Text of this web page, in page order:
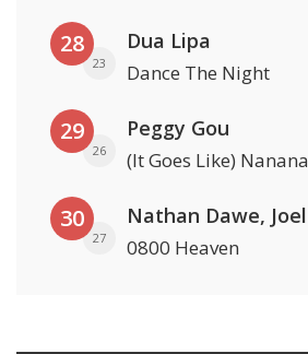
28
23
Dua Lipa
Dance The Night
29
26
Peggy Gou
(It Goes Like) Nanana
30
27 0800 Heaven